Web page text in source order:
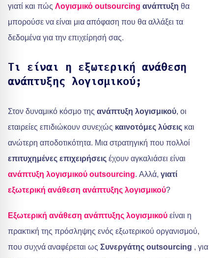
γιατί και πώς Λογισμικό outsourcing ανάπτυξη θα
μπορούσε να είναι μια απόφαση που θα αλλάξει τα
δεδομένα για την επιχείρησή σας.
Τι είναι η εξωτερική ανάθεση
ανάπτυξης λογισμικού;
Στον δυναμικό κόσμο της ανάπτυξη λογισμικού, οι
εταιρείες επιδιώκουν συνεχώς καινοτόμες λύσεις και
ανώτερη αποδοτικότητα. Μια στρατηγική που πολλοί
επιτυχημένες επιχειρήσεις έχουν αγκαλιάσει είναι
ανάπτυξη λογισμικού outsourcing. Αλλά, γιατί
εξωτερική ανάθεση ανάπτυξης λογισμικού?
Εξωτερική ανάθεση ανάπτυξης λογισμικού είναι η
πρακτική της πρόσληψης ενός εξωτερικού οργανισμού,
που συχνά αναφέρεται ως Συνεργάτης outsourcing , για